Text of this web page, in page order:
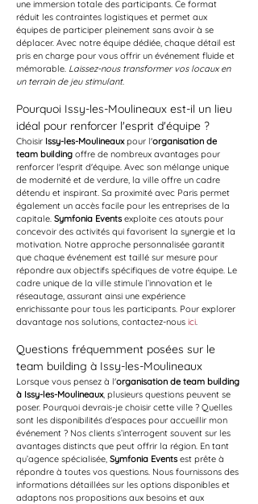
une immersion totale des participants. Ce format
réduit les contraintes logistiques et permet aux
équipes de participer pleinement sans avoir à se
déplacer. Avec notre équipe dédiée, chaque détail est
pris en charge pour vous offrir un événement fluide et
mémorable. Laissez-nous transformer vos locaux en
un terrain de jeu stimulant.
Pourquoi Issy-les-Moulineaux est-il un lieu
idéal pour renforcer l'esprit d'équipe ?
Choisir Issy-les-Moulineaux pour l'organisation de
team building offre de nombreux avantages pour
renforcer l'esprit d'équipe. Avec son mélange unique
de modernité et de verdure, la ville offre un cadre
détendu et inspirant. Sa proximité avec Paris permet
également un accès facile pour les entreprises de la
capitale. Symfonia Events exploite ces atouts pour
concevoir des activités qui favorisent la synergie et la
motivation. Notre approche personnalisée garantit
que chaque événement est taillé sur mesure pour
répondre aux objectifs spécifiques de votre équipe. Le
cadre unique de la ville stimule l’innovation et le
réseautage, assurant ainsi une expérience
enrichissante pour tous les participants. Pour explorer
davantage nos solutions, contactez-nous ici.
Questions fréquemment posées sur le
team building à Issy-les-Moulineaux
Lorsque vous pensez à l'organisation de team building
à Issy-les-Moulineaux, plusieurs questions peuvent se
poser. Pourquoi devrais-je choisir cette ville ? Quelles
sont les disponibilités d'espaces pour accueillir mon
événement ? Nos clients s’interrogent souvent sur les
avantages distincts que peut offrir la région. En tant
qu’agence spécialisée, Symfonia Events est prête à
répondre à toutes vos questions. Nous fournissons des
informations détaillées sur les options disponibles et
adaptons nos propositions aux besoins et aux